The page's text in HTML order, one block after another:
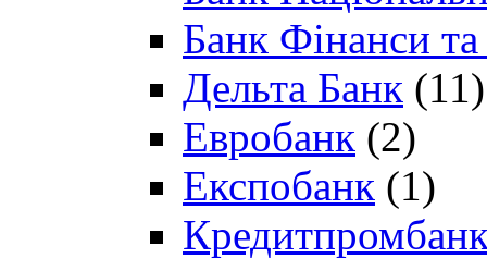
Банк Фінанси
Дельта Банк (11)
Евробанк (2)
Експобанк (1)